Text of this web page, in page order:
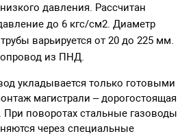
давления. Рассчитан
до 6 кгс/см2. Диаметр
варьируется от 20 до 225 мм.
из ПНД.
укладывается только готовыми
магистрали – дорогостоящая
При поворотах стальные газоводы
через специальные